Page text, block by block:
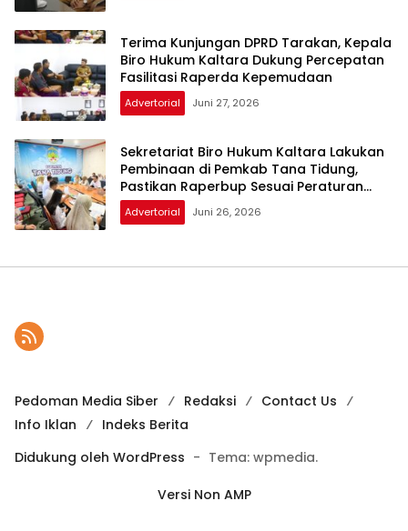
Terima Kunjungan DPRD Tarakan, Kepala
Biro Hukum Kaltara Dukung Percepatan
Fasilitasi Raperda Kepemudaan
Advertorial Juni 27, 2026
Sekretariat Biro Hukum Kaltara Lakukan
Pembinaan di Pemkab Tana Tidung,
Pastikan Raperbup Sesuai Peraturan
Perundang-undangan
Advertorial Juni 26, 2026
Pedoman Media Siber Redaksi
Contact Us
Info Iklan
Indeks Berita
Didukung oleh WordPress - Tema: wpmedia.
Versi Non AMP